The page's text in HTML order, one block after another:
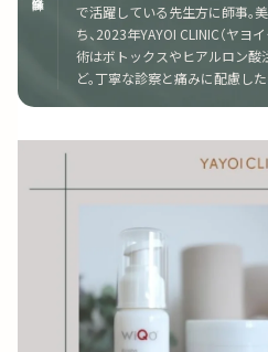
で活躍している先生方に師事。
ち、2023年YAYOI CLINIC（ヤヨ
術はボトックスやヒアルロン酸
ど。丁寧な診察と痛みに配慮し